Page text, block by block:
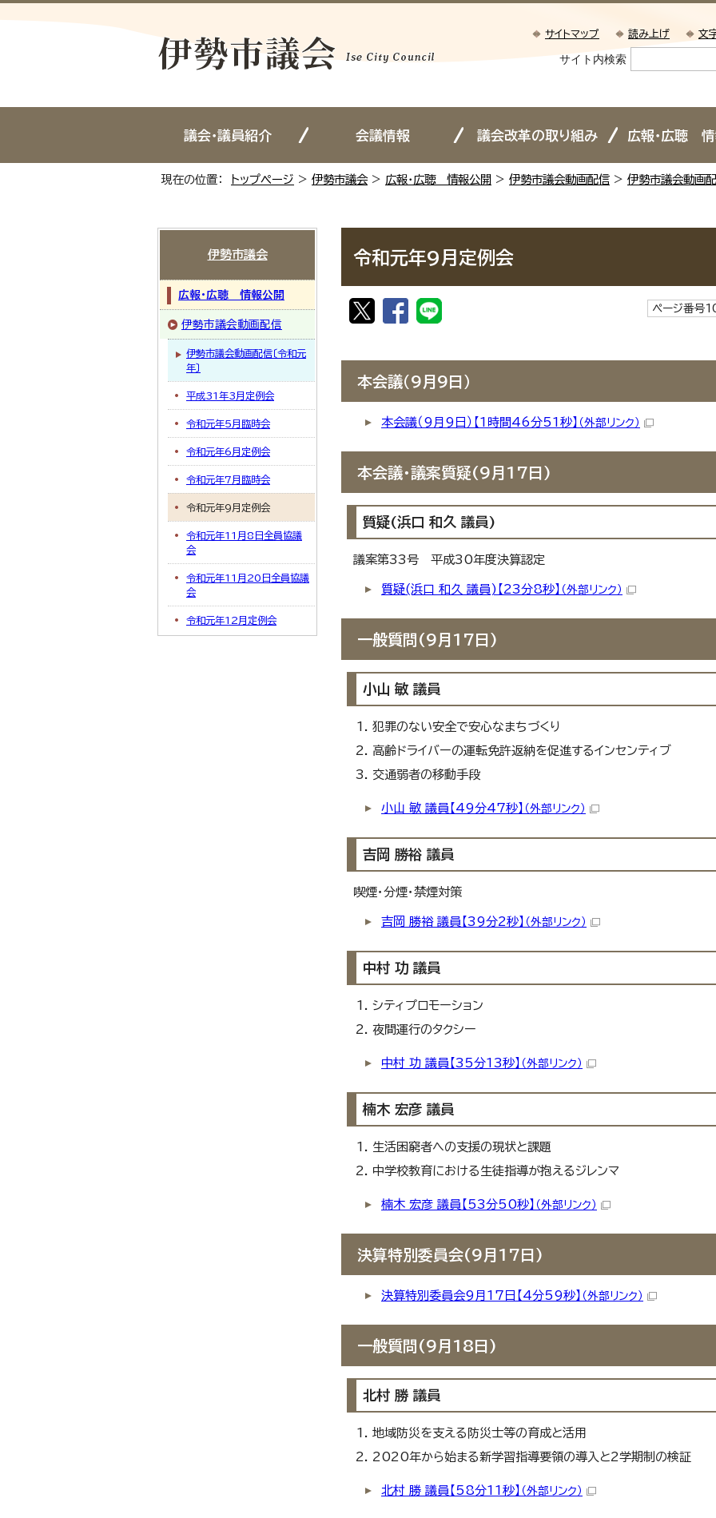
サイトマップ 読み上げ 文
サイト内検索
議会・議員紹介 会議情報 議会改革の取り組み 広報・広聴
現在の位置： トップページ > 伊勢市議会> 広報・広聴 情報公開 > 伊勢市議会動画配信 > 伊勢市議会動画配
令和元年9月定例会
ページ番
本会議（9月9日）
本会議（9月9日）【1時間46分51秒】 （外部リンク）
本会議・議案質疑(9月17日)
質疑(浜口 和久 議員)
議案第33号 平成30年度決算認定
質疑(浜口 和久 議員)【23分8秒】 （外部リンク）
一般質問(9月17日)
小山 敏 議員
犯罪のない安全で安心なまちづくり
高齢ドライバーの運転免許返納を促進するインセンティブ
交通弱者の移動手段
小山 敏 議員【49分47秒】 （外部リンク）
吉岡 勝裕 議員
喫煙・分煙・禁煙対策
吉岡 勝裕 議員【39分2秒】 （外部リンク）
中村 功 議員
シティプロモーション
夜間運行のタクシー
中村 功 議員【35分13秒】 （外部リンク）
楠木 宏彦 議員
生活困窮者への支援の現状と課題
中学校教育における生徒指導が抱えるジレンマ
楠木 宏彦 議員【53分50秒】 （外部リンク）
決算特別委員会(9月17日)
決算特別委員会9月17日【4分59秒】 （外部リンク）
一般質問(9月18日)
北村 勝 議員
地域防災を支える防災士等の育成と活用
2020年から始まる新学習指導要領の導入と2学期制の検証
北村 勝 議員【58分11秒】 （外部リンク）
伊勢市議会
広報・広聴 情報公開
伊勢市議会動画配信
伊勢市議会動画配信〔令和元
年〕
平成31年3月定例会
令和元年5月臨時会
令和元年6月定例会
令和元年7月臨時会
令和元年9月定例会
令和元年11月8日全員協議
会
令和元年11月20日全員協議
会
令和元年12月定例会